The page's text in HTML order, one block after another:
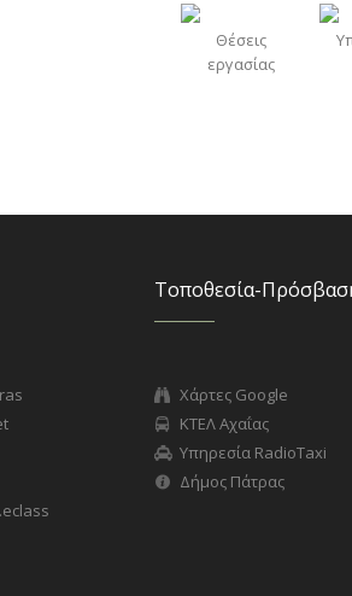
Θέσεις
εργασίας
Τοποθεσία-
Χάρτες Google
ΚΤΕΛ Αχαΐας
Υπηρεσία RadioTaxi
Δήμος Πάτρας